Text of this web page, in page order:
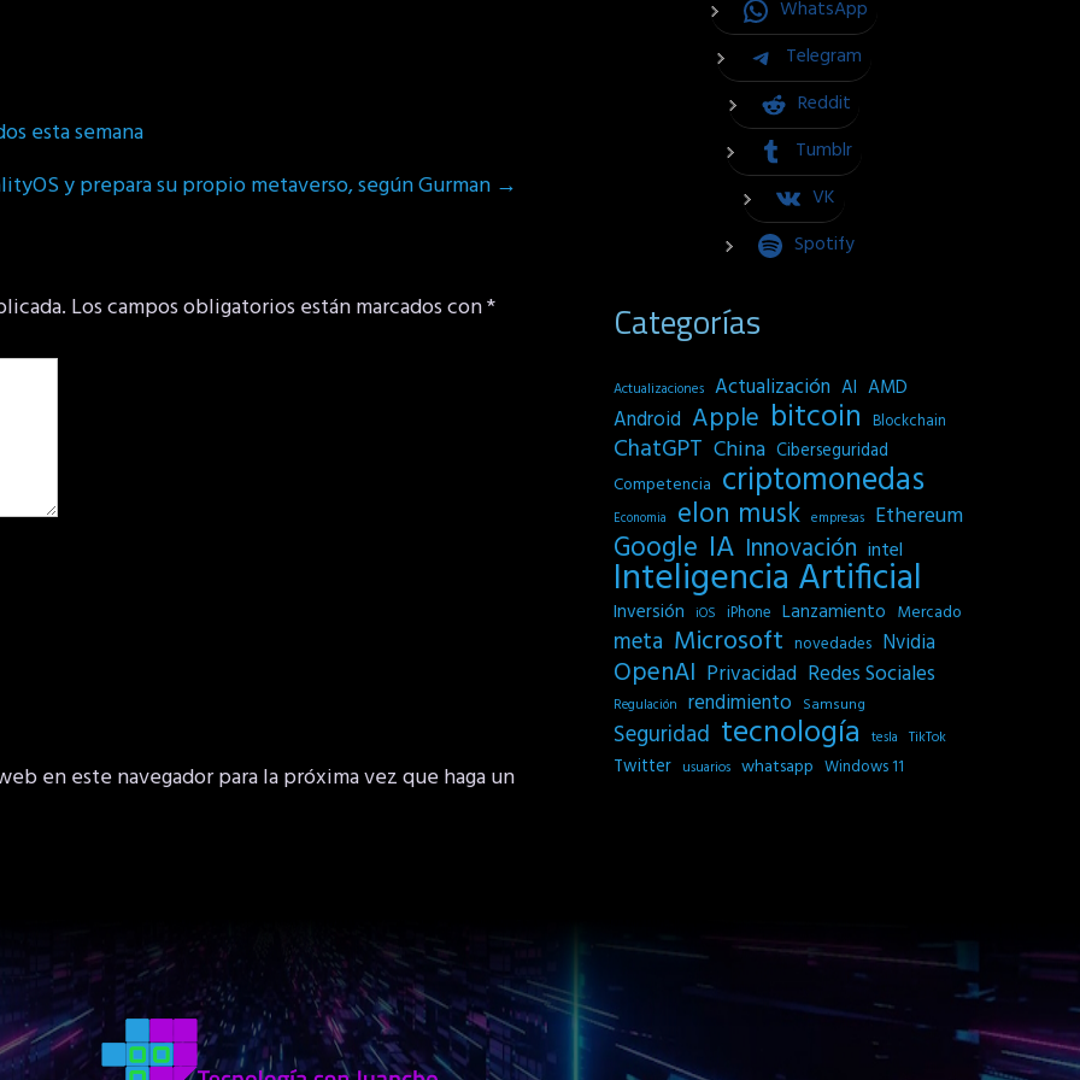
esta semana
y prepara su propio metaverso, según Gurman →
Los campos obligatorios están marcados con*
en este navegador para la próxima vez que haga un
WhatsApp
Telegram
Reddit
Tumblr
VK
Spotify
Categorías
Actualizaciones Actualización AI AMD
Android Apple bitcoin Blockchain
ChatGPT China Ciberseguridad
Competencia criptomonedas
Economia elon musk empresas Ethereum
Google IA Innovación intel
Inteligencia Artificial
Inversión iOS iPhone Lanzamiento Mercado
meta Microsoft novedades Nvidia
OpenAI Privacidad Redes Sociales
Regulación rendimiento Samsung
Seguridad tecnología tesla TikTok
Twitter usuarios whatsapp Windows 11